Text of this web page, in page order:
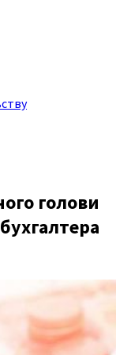
голови